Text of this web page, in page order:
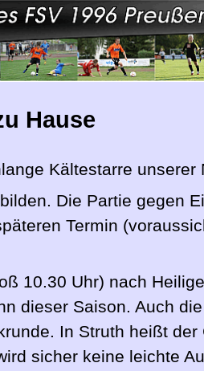
Hause
Kältestarre unserer
Die Partie gegen
Termin
10.30 Uhr) nach
dieser Saison. Auch
In Struth heißt der
sicher keine leichte